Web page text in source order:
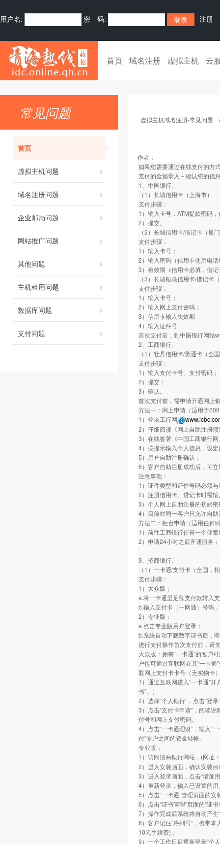
用户名: 密 码: 注册
首页 域名注册 虚拟主机 云
常见问题
首页
虚拟主机问题
域名注册问题
企业邮局问题
网站推广问题
其他问题
主机租用问题
数据库问题
支付问题
虚拟主机域名注册-常见问题
作者：
如果您需要通过在线支付的方
支付的金额录入－确认您的信
1、中国银行。
（1）长城信用卡（上海市）
支付步骤：
1）输入卡号，ATM提款密码
2）提交。
（2）长城信用卡/借记卡（厦
支付步骤：
1）输入卡号；
2）输入密码（信用卡使用电
3）有效期（信用卡必填，借
（3）长城银联信用卡/借记卡
支付步骤：
1）输入卡号；
2）输入网上支付密码；
3）信用卡输入失效期
4）输入证件号
首次支付前，到中国银行网站
2、工商银行。
（1）牡丹信用卡/灵通卡（全
支付步骤：
1）输入支付卡号、支付密码；
2）提交；
3）确认。
首次支付前，需申请开通网上
方法一：网上申请（适用于
1）登录工行网
2）仔细阅读《网上自助注册须
3）在线签署《中国工商银行
4）按提示输入个人信息，设
5）用户自助注册确认；
6）客户自助注册成功后，可
注意事项：
1）证件类型和证件号码必须
2）注册信用卡、贷记卡时需
3）个人网上自助注册的初始
4）目前对同一客户只允许自
方法二：柜台申请（适用任何
1）前往工商银行任何一个储
2）申请24小时之后开通服务；
3、招商银行。
（1）一卡通/支付卡（全国，
支付步骤：
1）大众版：
a.将一卡通里足额支付款转入
b.输入支付卡（一网通）号码
2）专业版：
a.点击专业版用户登录；
b.系统自动下载数字证书后，
进行支付操作首次支付前，请
大众版：拥有“一卡通”的客户
户也可通过互联网在其“一卡
取网上支付卡卡号（无实物卡
1）通过互联网进入“一卡通”
书”。）
2）选择“个人银行”，点击“登录
3）点击“支付卡申请”，阅读
付号和网上支付密码。
4）点击“一卡通理财”，输入“
付”专户之间的资金转帐。
专业版：
1）访问招商银行网站，(网址
2）进入安装画面，确认安装目
3）进入登录画面，点击“增加
4）重新登录，输入已设置的
5）点击“一卡通”管理页面的安
6）点击“证书管理”页面的“证
7）操作完成后系统将自动产生
8）客户记住“序列号”，携带
10元手续费)；
9）一个工作日后重新登录“个